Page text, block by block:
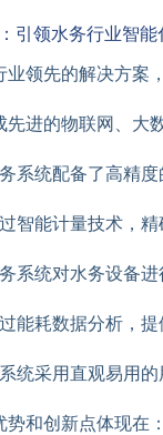
引领水务行业智能
领先的解决方案
进的物联网、大
务系统配备了高精
智能计量技术，
务系统对水务设备
能耗数据分析，
统采用直观易用
和创新点体现在：